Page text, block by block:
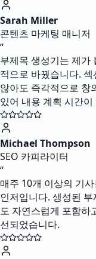
Sarah Miller
콘텐츠 마케팅 매니저
“
부제목 생성기는 제가
적으로 바꿨습니다.
않아도 즉각적으로 창
있어 내용 계획 시간
Michael Thompson
SEO 카피라이터
“
매주 10개 이상의 기
인저입니다. 생성된
도 자연스럽게 포함하
선되었습니다.